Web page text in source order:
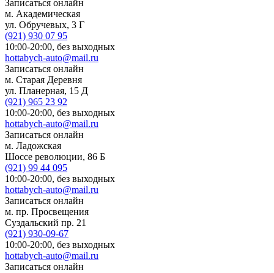
Записаться онлайн
м. Академическая
ул. Обручевых, 3 Г
(921) 930 07 95
10:00-20:00, без выходных
hottabych-auto@mail.ru
Записаться онлайн
м. Старая Деревня
ул. Планерная, 15 Д
(921) 965 23 92
10:00-20:00, без выходных
hottabych-auto@mail.ru
Записаться онлайн
м. Ладожская
Шоссе революции, 86 Б
(921) 99 44 095
10:00-20:00, без выходных
hottabych-auto@mail.ru
Записаться онлайн
м. пр. Просвещения
Суздальский пр. 21
(921) 930-09-67
10:00-20:00, без выходных
hottabych-auto@mail.ru
Записаться онлайн